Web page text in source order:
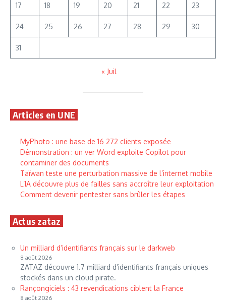
17 18 19 20 21 22 23
24 25 26 27 28 29 30
31
« Juil
Articles en UNE
MyPhoto : une base de 16 272 clients exposée
Démonstration : un ver Word exploite Copilot pour
contaminer des documents
Taïwan teste une perturbation massive de l’internet mobile
L’IA découvre plus de failles sans accroître leur exploitation
Comment devenir pentester sans brûler les étapes
Actus zataz
Un milliard d’identifiants français sur le darkweb
8 août 2026
ZATAZ découvre 1.7 milliard d’identifiants français uniques
stockés dans un cloud pirate.
Rançongiciels : 43 revendications ciblent la France
8 août 2026